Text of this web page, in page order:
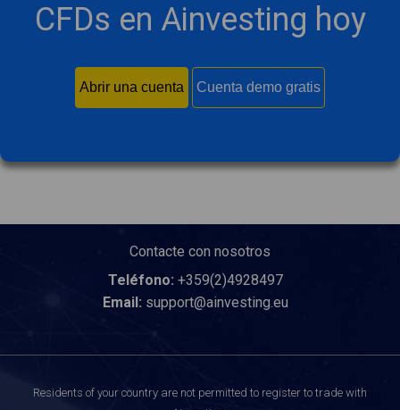
CFDs en Ainvesting hoy
Abrir una cuenta Cuenta demo gratis
Contacte con nosotros
Teléfono: +359(2)4928497
Email: support@ainvesting.eu
Residents of your country are not permitted to register to trade with